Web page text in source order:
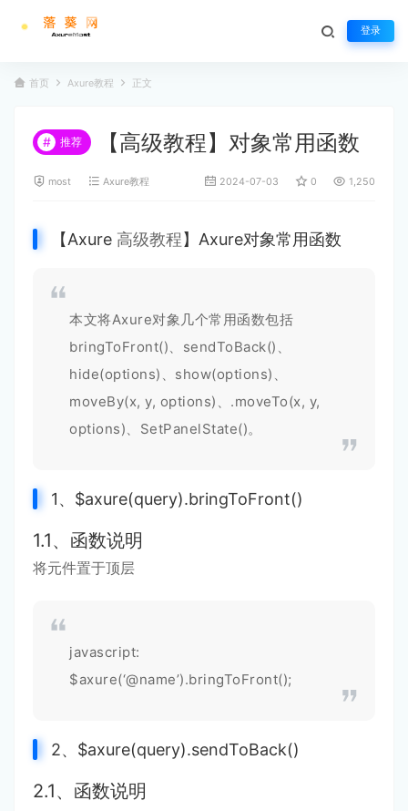
登录
首页 Axure教程 正文
# 推荐 【高级教程】对象常用函数
most Axure教程 2024-07-03 0 1,250
【Axure 高级教程】Axure对象常用函数
本文将Axure对象几个常用函数包括
bringToFront()、sendToBack()、
hide(options)、show(options)、
moveBy(x, y, options)、.moveTo(x, y,
options)、SetPanelState()。
1、$axure(query).bringToFront()
1.1、函数说明
将元件置于顶层
javascript:
$axure(‘@name’).bringToFront();
2、$axure(query).sendToBack()
2.1、函数说明